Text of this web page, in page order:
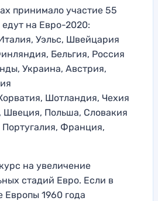
принимало участие 55
на Евро-2020:
Уэльс, Швейцария
Бельгия, Россия
Украина, Австрия,
Шотландия, Чехия
Швеция, Польша, Словакия
Португалия, Франция,
на увеличение
стадий Евро. Если в
Европы 1960 года